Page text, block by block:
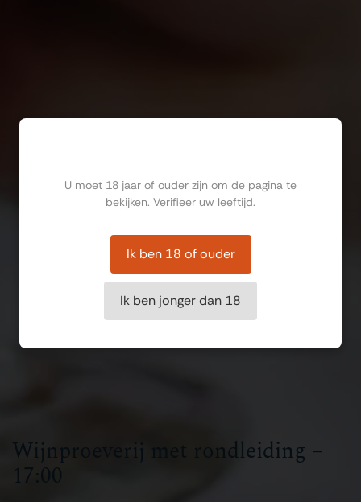
Wijnproeverij met rondleiding –
17:00
U moet 18 jaar of ouder zijn om de pagina te
bekijken. Verifieer uw leeftijd.
Ik ben 18 of ouder
Ik ben jonger dan 18